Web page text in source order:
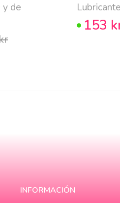
y de
153
INFORMACIÓN